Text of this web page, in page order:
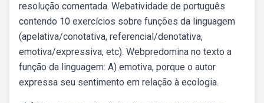
resolução comentada. Webatividade de português
contendo 10 exercícios sobre funções da linguagem
(apelativa/conotativa, referencial/denotativa,
emotiva/expressiva, etc). Webpredomina no texto a
função da linguagem: A) emotiva, porque o autor
expressa seu sentimento em relação à ecologia.